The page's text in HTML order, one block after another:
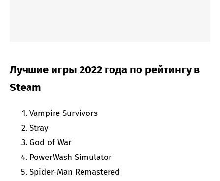
Лучшие игры 2022 года по рейтингу в
Steam
Vampire Survivors
Stray
God of War
PowerWash Simulator
Spider-Man Remastered